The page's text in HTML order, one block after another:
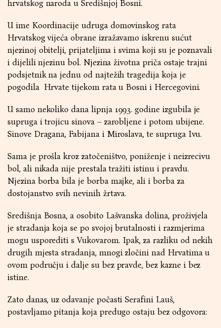
hrvatskog naroda u Središnjoj Bosni.
U ime Koordinacije udruga domovinskog rata
Hrvatskog vijeća obrane izražavamo iskrenu sućut
njezinoj obitelji, prijateljima i svima koji su je poznavali
i dijelili njezinu bol. Njezina životna priča ostaje trajni
podsjetnik na jednu od najtežih tragedija koja je
pogodila Hrvate tijekom rata u Bosni i Hercegovini.
U samo nekoliko dana lipnja 1993. godine izgubila je
supruga i trojicu sinova – zarobljene i potom ubijene.
Sinove Dragana, Fabijana i Miroslava, te supruga Ivu.
Sama je prošla kroz zatočeništvo, poniženje i neizrecivu
bol, ali nikada nije prestala tražiti istinu i pravdu.
Njezina borba bila je borba majke, ali i borba za
dostojanstvo svih nevinih žrtava.
Središnja Bosna, a osobito Lašvanska dolina, proživjela
je stradanja koja se po svojoj brutalnosti i razmjerima
mogu usporediti s Vukovarom. Ipak, za razliku od nekih
drugih mjesta stradanja, mnogi zločini nad Hrvatima u
ovom području i dalje su bez pravde, bez kazne i bez
istine.
Zato danas, uz odavanje počasti Serafini Lauš,
postavljamo pitanja koja predugo ostaju bez odgovora: